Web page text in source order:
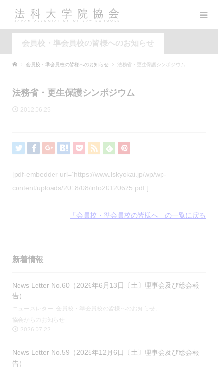
会員校・準会員校の皆様へのお知らせ
会員校・準会員校の皆様へのお知らせ 法務省・更生保護シンポジウム
法務省・更生保護シンポジウム
2012.06.25
[pdf-embedder url=”https://www.lskyokai.jp/wp/wp-
content/uploads/2018/08/info20120625.pdf”]
「会員校・準会員校の皆様へ」の一覧に戻る
新着情報
News Letter No.60（2026年6月13日〔土〕理事会及び総会報
告）
ニュースレター 会員校・準会員校の皆様へのお知らせ
協会からのお知らせ
2026.07.22
News Letter No.59（2025年12月6日〔土〕理事会及び総会報
告）